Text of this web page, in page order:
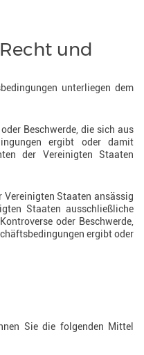
und
unterliegen dem
Beschwerde, die sich aus
ergibt oder damit
der Vereinigten Staaten
Vereinigten Staaten ansässig
Staaten ausschließliche
oder Beschwerde,
ergibt oder
Sie die folgenden Mittel